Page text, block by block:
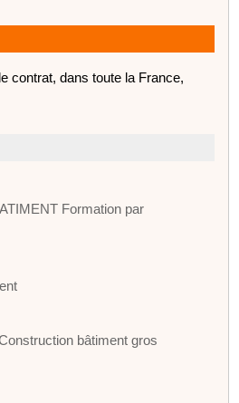
contrat, dans toute la France,
Formation par
bâtiment gros